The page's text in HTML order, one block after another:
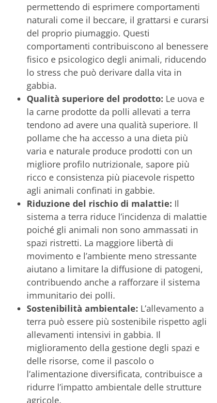
permettendo di esprimere comportamenti
naturali come il beccare, il grattarsi e curarsi
del proprio piumaggio. Questi
comportamenti contribuiscono al benessere
fisico e psicologico degli animali, riducendo
lo stress che può derivare dalla vita in
gabbia.
Qualità superiore del prodotto: Le uova e
la carne prodotte da polli allevati a terra
tendono ad avere una qualità superiore. Il
pollame che ha accesso a una dieta più
varia e naturale produce prodotti con un
migliore profilo nutrizionale, sapore più
ricco e consistenza più piacevole rispetto
agli animali confinati in gabbie.
Riduzione del rischio di malattie: Il
sistema a terra riduce l’incidenza di malattie
poiché gli animali non sono ammassati in
spazi ristretti. La maggiore libertà di
movimento e l’ambiente meno stressante
aiutano a limitare la diffusione di patogeni,
contribuendo anche a rafforzare il sistema
immunitario dei polli.
Sostenibilità ambientale: L’allevamento a
terra può essere più sostenibile rispetto agli
allevamenti intensivi in gabbia. Il
miglioramento della gestione degli spazi e
delle risorse, come il pascolo o
l’alimentazione diversificata, contribuisce a
ridurre l’impatto ambientale delle strutture
agricole.